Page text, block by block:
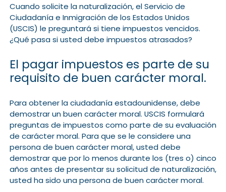
Cuando solicite la naturalización, el Servicio de
Ciudadanía e Inmigración de los Estados Unidos
(USCIS) le preguntará si tiene impuestos vencidos.
¿Qué pasa si usted debe impuestos atrasados?
El pagar impuestos es parte de su
requisito de buen carácter moral.
Para obtener la ciudadanía estadounidense, debe
demostrar un buen carácter moral. USCIS formulará
preguntas de impuestos como parte de su evaluación
de carácter moral. Para que se le considere una
persona de buen carácter moral, usted debe
demostrar que por lo menos durante los (tres o) cinco
años antes de presentar su solicitud de naturalización,
usted ha sido una persona de buen carácter moral.